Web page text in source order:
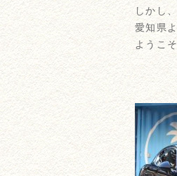
しかし
愛知県
ようこ